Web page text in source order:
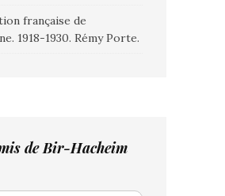
française de
1918-1930. Rémy Porte.
de Bir-Hacheim